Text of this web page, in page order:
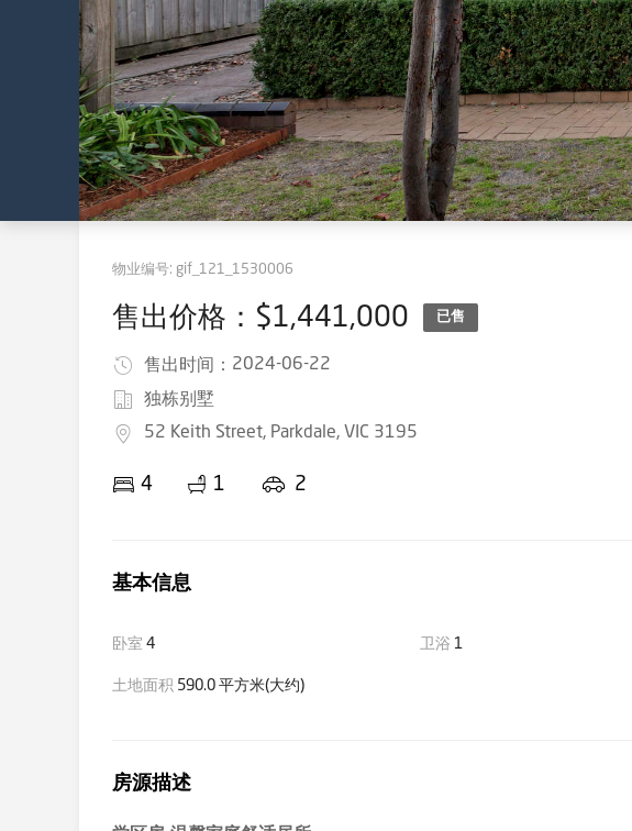
物业编号: gif_121_1530006
售出价格：$1,441,000 已售
售出时间： 2024-06-22
独栋别墅
52 Keith Street, Parkdale, VIC 3195
4 1 2
基本信息
卧室 4 卫浴 1
土地面积 590.0 平方米(大约)
房源描述